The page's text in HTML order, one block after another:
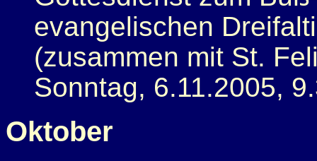
evangelischen
(zusammen mit St.
Sonntag, 6.11.2005,
Oktober